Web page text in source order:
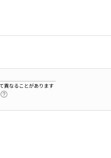
異なることがあります